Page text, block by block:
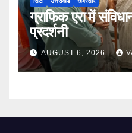
ग्राफिक एरा में
प्रदर्शनी
AUGUST 6, 2026